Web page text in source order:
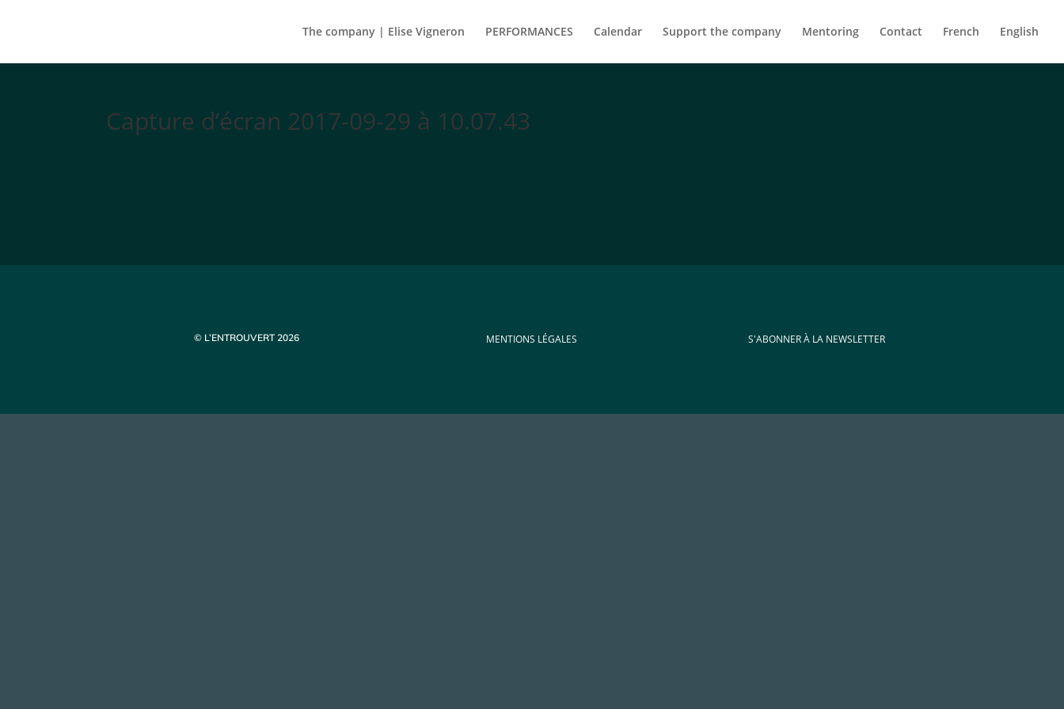
The company | Elise Vigneron PERFORMANCES Calendar Support the company Mentoring Contact French English
Capture d’écran 2017-09-29 à 10.07.43
© L’ENTROUVERT 2026 MENTIONS LÉGALES S'ABONNER À LA NEWSLETTER